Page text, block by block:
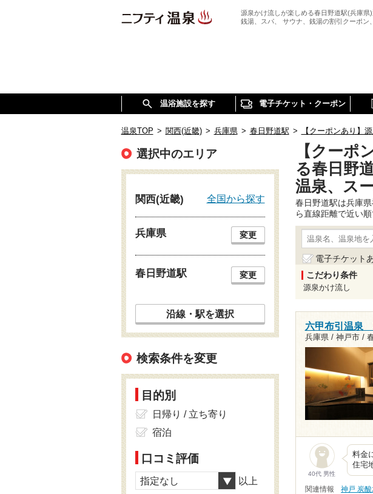
源泉かけ流しが楽しめる春日野道駅(兵庫
銭湯、スパ、 サウナ、銭湯の割引クーポン
温浴施設を探す 電子チケット・クーポン
温泉TOP > 関西(近畿) > 兵庫県 > 春日野道駅 > 【クーポンあり】
【クーポ
る春日野
温泉、ス
春日野道駅は兵庫
ら直線距離で近い
電子チケット
こだわり条件
源泉かけ流し
六甲布引温泉
兵庫県 / 神戸市 /
40代 男性
料金
住宅
関連情報 神戸 炭
選択中のエリア
関西(近畿) 全国から探す
兵庫県 変更
春日野道駅 変更
沿線・駅を選択
検索条件を変更
目的別
日帰り / 立ち寄り
宿泊
口コミ評価
指定なし 以上